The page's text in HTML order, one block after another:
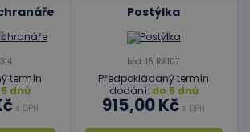
termín
dnů
s DPH
Postýlka
kód: 15 RA107
Předpokládaný termín
dodání: do 5 dnů
915,00 Kč s DPH